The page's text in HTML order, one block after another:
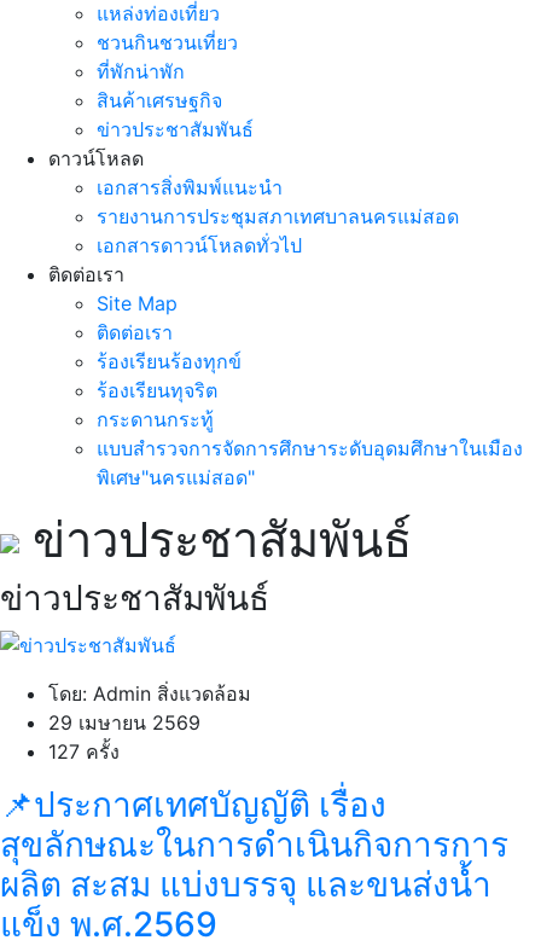
แหล่งท่องเที่ยว
ชวนกินชวนเที่ยว
ที่พักน่าพัก
สินค้าเศรษฐกิจ
ข่าวประชาสัมพันธ์
ดาวน์โหลด
เอกสารสิ่งพิมพ์แนะนำ
รายงานการประชุมสภาเทศบาลนครแม่สอด
เอกสารดาวน์โหลดทั่วไป
ติดต่อเรา
Site Map
ติดต่อเรา
ร้องเรียนร้องทุกข์
ร้องเรียนทุจริต
กระดานกระทู้
แบบสำรวจการจัดการศึกษาระดับอุดมศึกษาในเมือง
พิเศษ"นครแม่สอด"
ข่าวประชาสัมพันธ์
ข่าวประชาสัมพันธ์
โดย: Admin สิ่งแวดล้อม
29 เมษายน 2569
127 ครั้ง
📌ประกาศเทศบัญญัติ เรื่อง
สุขลักษณะในการดำเนินกิจการการ
ผลิต สะสม แบ่งบรรจุ และขนส่งน้ำ
แข็ง พ.ศ.2569